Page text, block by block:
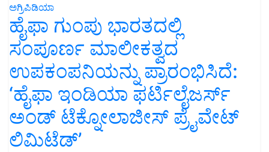
ಅಗ್ರಿಪಿಡಿಯಾ
ಹೈಫಾ ಗುಂಪು ಭಾರತದಲ್ಲಿ
ಸಂಪೂರ್ಣ ಮಾಲೀಕತ್ವದ
ಉಪಕಂಪನಿಯನ್ನು ಪ್ರಾರಂಭಿಸಿದೆ:
‘ಹೈಫಾ ಇಂಡಿಯಾ ಫರ್ಟಿಲೈಜರ್ಸ್
ಅಂಡ್ ಟೆಕ್ನೋಲಾಜೀಸ್ ಪ್ರೈವೇಟ್
ಲಿಮಿಟೆಡ್’